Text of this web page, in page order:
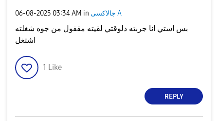
‎06-08-2025 03:34 AM in جالاكسى A
بس استي انا جربته دلوقتي لقيته مقفول من جوه شغلته
اشتغل
1 Like
REPLY